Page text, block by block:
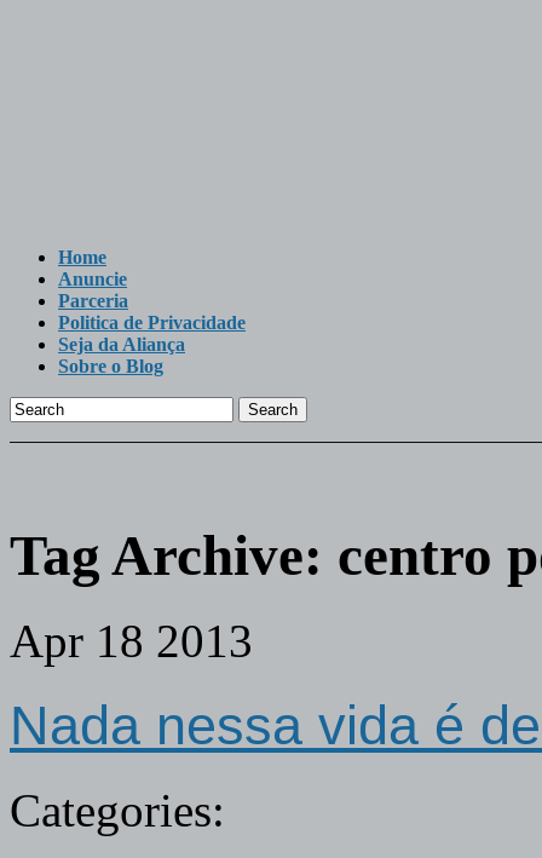
Home
Anuncie
Parceria
Politica de Privacidade
Seja da Aliança
Sobre o Blog
Search
Tag Archive: centro
Apr 18 2013
Nada nessa vida é
Categories: